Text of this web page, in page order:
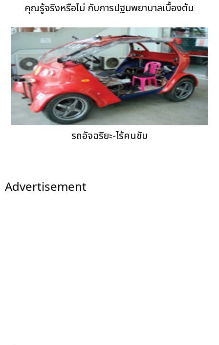
คุณรู้จริงหรือไม่ กับการปฐมพยาบาลเบื้องต้น
รถอัจฉริยะ-ไร้คนขับ
Advertisement